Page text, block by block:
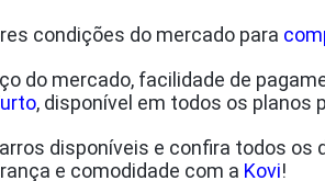
condições do mercado para
do mercado, facilidade de
, disponível em todos os planos
disponíveis e confira todos
e comodidade com a Kovi!